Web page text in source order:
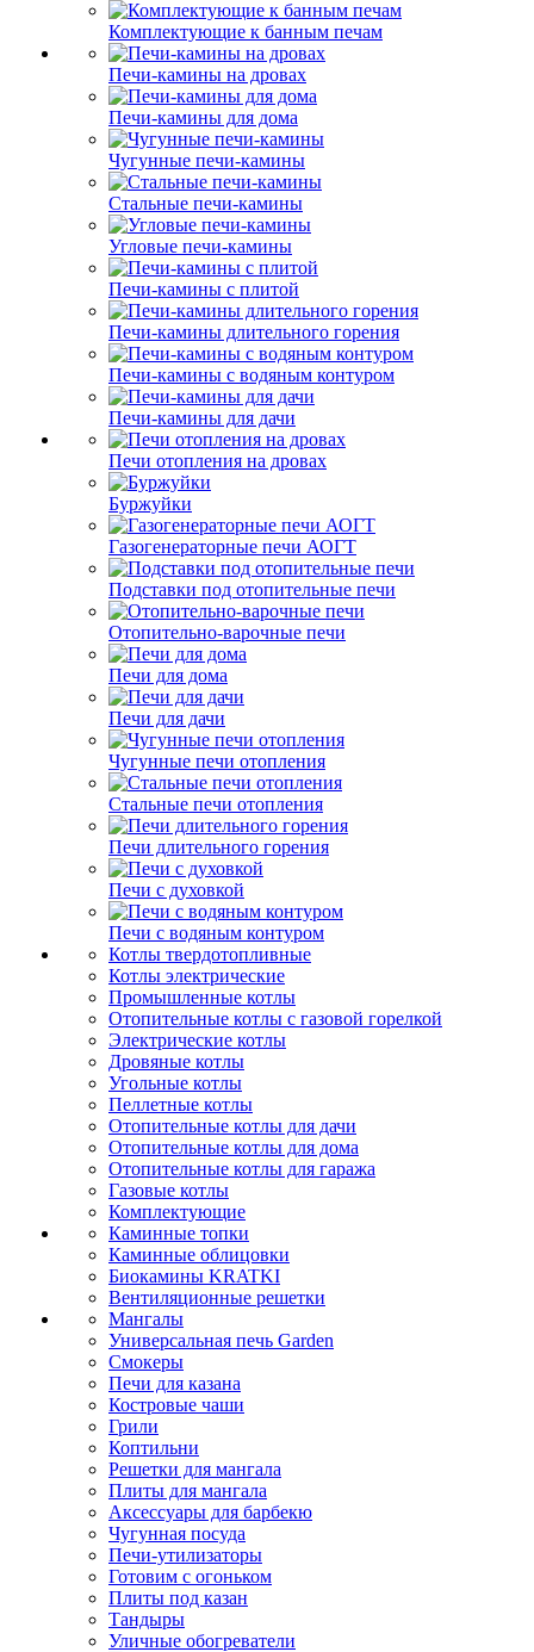
Комплектующие к банным печам
Печи-камины на дровах
Печи-камины для дома
Чугунные печи-камины
Стальные печи-камины
Угловые печи-камины
Печи-камины с плитой
Печи-камины длительного горения
Печи-камины с водяным контуром
Печи-камины для дачи
Печи отопления на дровах
Буржуйки
Газогенераторные печи АОГТ
Подставки под отопительные печи
Отопительно-варочные печи
Печи для дома
Печи для дачи
Чугунные печи отопления
Стальные печи отопления
Печи длительного горения
Печи с духовкой
Печи с водяным контуром
Котлы твердотопливные
Котлы электрические
Промышленные котлы
Отопительные котлы с газовой горелкой
Электрические котлы
Дровяные котлы
Угольные котлы
Пеллетные котлы
Отопительные котлы для дачи
Отопительные котлы для дома
Отопительные котлы для гаража
Газовые котлы
Комплектующие
Каминные топки
Каминные облицовки
Биокамины KRATKI
Вентиляционные решетки
Мангалы
Универсальная печь Garden
Смокеры
Печи для казана
Костровые чаши
Грили
Коптильни
Решетки для мангала
Плиты для мангала
Аксессуары для барбекю
Чугунная посуда
Печи-утилизаторы
Готовим с огоньком
Плиты под казан
Тандыры
Уличные обогреватели